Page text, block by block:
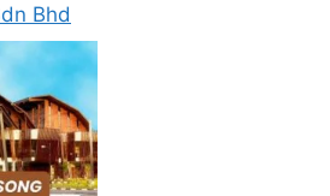
gambar berukuran
salinan sijil-sijil berkaitan)
permohonan.
telah mendaftar dan
yang disenaraikan
memohon semula
Bhd